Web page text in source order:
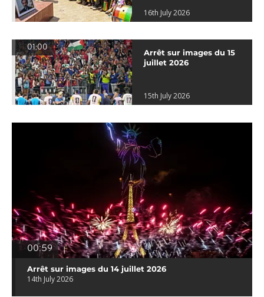
16th July 2026
01:00
Arrêt sur images du 15
juillet 2026
15th July 2026
00:59
Arrêt sur images du 14 juillet 2026
14th July 2026